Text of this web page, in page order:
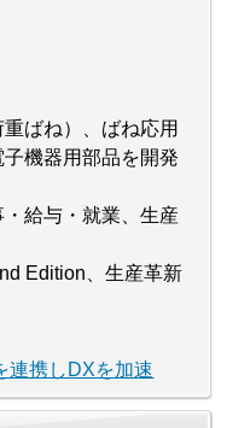
ばね）、ばね応用
機器用部品を開発
給与・就業、生産
Edition、生産革新
連携しDXを加速